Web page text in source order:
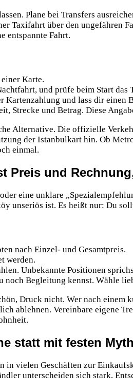
Plane bei Transfers
Taxifahrt über den ungefähren
entspannte Fahrt.
Karte.
und prüfe beim Start das
Kartenzahlung und lass dir einen
Strecke und Betrag. Diese
Alternative. Die offizielle
der Istanbulkart hin. Ob
einmal.
Preis und
eine unklare
unseriös ist. Es heißt nur: Du
nach Einzel- und Gesamtpreis.
werden.
Unbekannte Positionen
noch Begleitung kennst. Wähle
Druck nicht. Wer nach einem
ablehnen. Vereinbare eigene
statt mit festen
in vielen Geschäften zur
unterscheiden sich stark.